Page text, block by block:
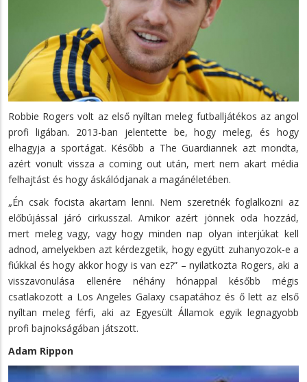
Robbie Rogers volt az első nyíltan meleg futballjátékos az angol
profi ligában. 2013-ban jelentette be, hogy meleg, és hogy
elhagyja a sportágat. Később a The Guardiannek azt mondta,
azért vonult vissza a coming out után, mert nem akart média
felhajtást és hogy áskálódjanak a magánéletében.
„Én csak focista akartam lenni. Nem szeretnék foglalkozni az
előbújással járó cirkusszal. Amikor azért jönnek oda hozzád,
mert meleg vagy, vagy hogy minden nap olyan interjúkat kell
adnod, amelyekben azt kérdezgetik, hogy együtt zuhanyozok-e a
fiúkkal és hogy akkor hogy is van ez?” – nyilatkozta Rogers, aki a
visszavonulása ellenére néhány hónappal később mégis
csatlakozott a Los Angeles Galaxy csapatához és ő lett az első
nyíltan meleg férfi, aki az Egyesült Államok egyik legnagyobb
profi bajnokságában játszott.
Adam Rippon